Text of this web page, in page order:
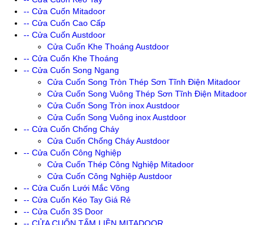
-- Cửa Cuốn Mitadoor
-- Cửa Cuốn Cao Cấp
-- Cửa Cuốn Austdoor
Cửa Cuốn Khe Thoáng Austdoor
-- Cửa Cuốn Khe Thoáng
-- Cửa Cuốn Song Ngang
Cửa Cuốn Song Tròn Thép Sơn Tĩnh Điện Mitadoor
Cửa Cuốn Song Vuông Thép Sơn Tĩnh Điện Mitadoor
Cửa Cuốn Song Tròn inox Austdoor
Cửa Cuốn Song Vuông inox Austdoor
-- Cửa Cuốn Chống Cháy
Cửa Cuốn Chống Cháy Austdoor
-- Cửa Cuốn Công Nghiệp
Cửa Cuốn Thép Công Nghiệp Mitadoor
Cửa Cuốn Công Nghiệp Austdoor
-- Cửa Cuốn Lưới Mắc Võng
-- Cửa Cuốn Kéo Tay Giá Rẻ
-- Cửa Cuốn 3S Door